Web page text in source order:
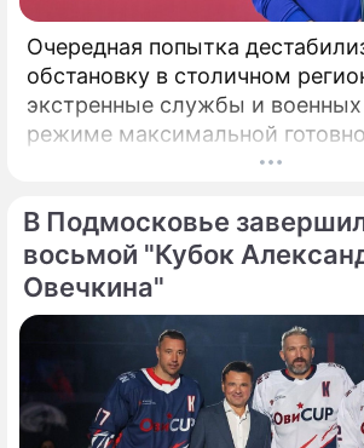
Очередная попытка
обстановку в столичном
экстренные службы и военных
режиме максимальной
на сегодня силы
Российской Федерации
масштабную угрозу
столичного региона.
В Подмосковье
восьмой "Кубок
Овечкина"